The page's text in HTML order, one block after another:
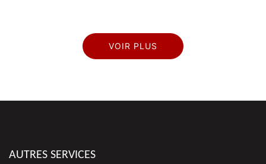
VOIR PLUS
AUTRES SERVICES